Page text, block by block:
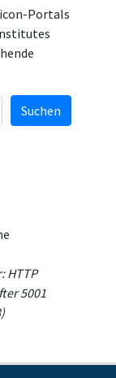
Portals
Suchen
HTTP
5001